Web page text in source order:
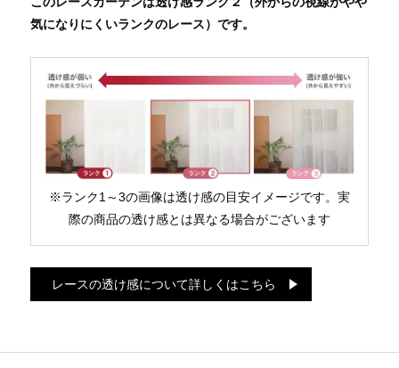
気になりにくいランクのレース）です。
※ランク1～3の画像は透け感の目安イメージです。実
際の商品の透け感とは異なる場合がございます
レースの透け感について詳しくはこちら